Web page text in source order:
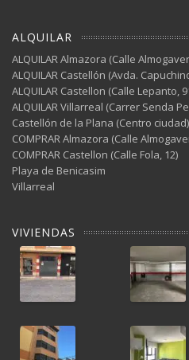
ALQUILAR
ALQUILAR Almazora (Calle
ALQUILAR Castellón (Avda.
ALQUILAR Castellon (Calle Lepanto,
ALQUILAR Villarreal (Carrer Senda
Castellón de la Plana (Centro ciudad)
COMPRAR Almazora (Calle
COMPRAR Castellon (Calle Fola, 12)
Playa de Benicasim
Villarreal
VIVIENDAS